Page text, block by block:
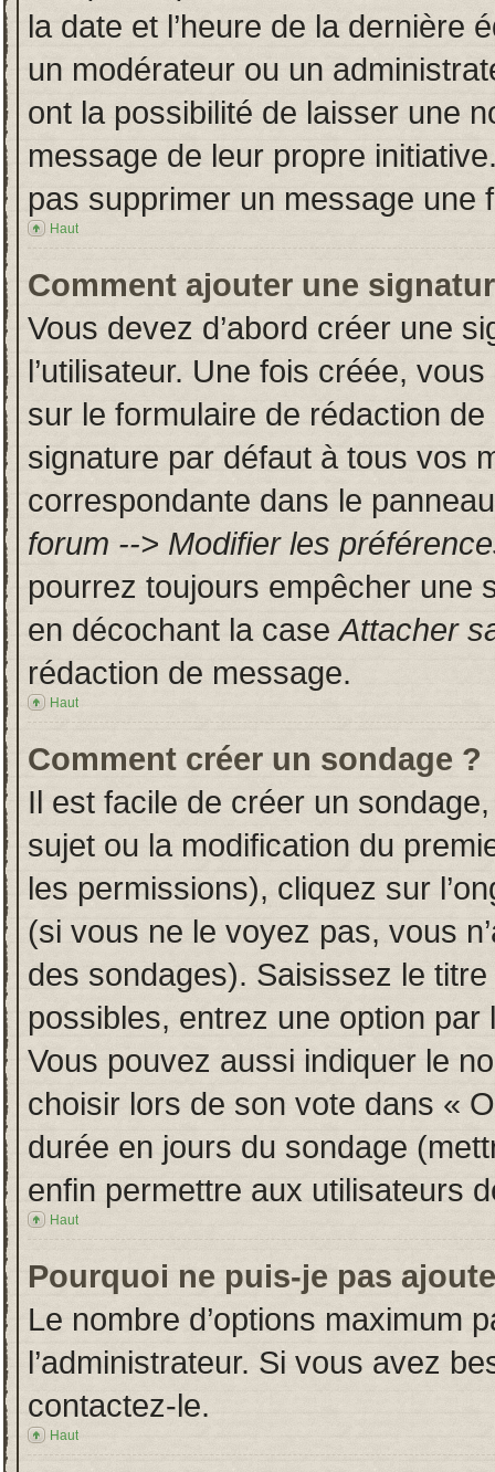
la date et l’heure de la dernière
un modérateur ou un
ont la possibilité de laisser une
message de leur propre
pas supprimer un message une
Haut
Comment ajouter une
Vous devez d’abord créer une
l’utilisateur. Une fois créée,
sur le formulaire de rédaction
signature par défaut à tous vos
correspondante dans le
forum --> Modifier les
pourrez toujours empêcher une
en décochant la caseAttacher
rédaction de message.
Haut
Comment créer un sondage ?
Il est facile de créer un
sujet ou la modification du
les permissions), cliquez sur
(si vous ne le voyez pas, vous
des sondages). Saisissez le
possibles, entrez une option
Vous pouvez aussi indiquer le
choisir lors de son vote dans «
durée en jours du sondage
enfin permettre aux utilisateurs
Haut
Pourquoi ne puis-je pas
Le nombre d’options maximum
l’administrateur. Si vous avez
contactez-le.
Haut